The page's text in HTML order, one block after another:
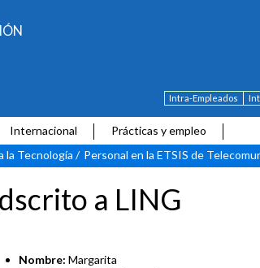
Intra-Empleados
Internacional
Prácticas y empleo
la Tecnología / Personal en la ETSIS de
a LING
Nombre: Margarita